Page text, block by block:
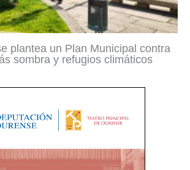
plantea un Plan Municipal contra
sombra y refugios climáticos